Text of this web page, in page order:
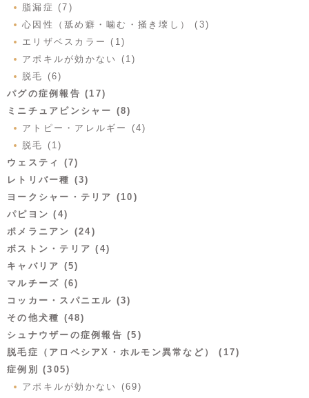
脂漏症 (7)
心因性（舐め癖・噛む・掻き壊し） (3)
エリザベスカラー (1)
アポキルが効かない (1)
脱毛 (6)
パグの症例報告 (17)
ミニチュアピンシャー (8)
アトピー・アレルギー (4)
脱毛 (1)
ウェスティ (7)
レトリバー種 (3)
ヨークシャー・テリア (10)
パピヨン (4)
ポメラニアン (24)
ボストン・テリア (4)
キャバリア (5)
マルチーズ (6)
コッカー・スパニエル (3)
その他犬種 (48)
シュナウザーの症例報告 (5)
脱毛症（アロペシアX・ホルモン異常など） (17)
症例別 (305)
アポキルが効かない (69)